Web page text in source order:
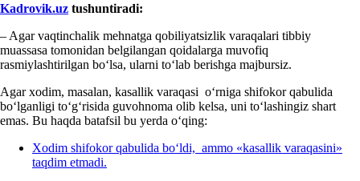
Kadrovik.uz tushuntiradi:
– Agar vaqtinchalik mehnatga qobiliyatsizlik varaqalari tibbiy
muassasa tomonidan belgilangan qoidalarga muvofiq
rasmiylashtirilgan boʻlsa, ularni toʻlab berishga majbursiz.
Agar хodim, masalan, kasallik varaqasi oʻrniga shifokor qabulida
boʻlganligi toʻgʻrisida guvohnoma olib kelsa, uni toʻlashingiz shart
emas. Bu haqda batafsil bu yerda oʻqing:
Xodim shifokor qabulida boʻldi, ammo «kasallik varaqasini»
taqdim etmadi.